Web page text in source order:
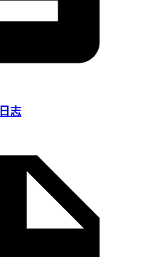
志